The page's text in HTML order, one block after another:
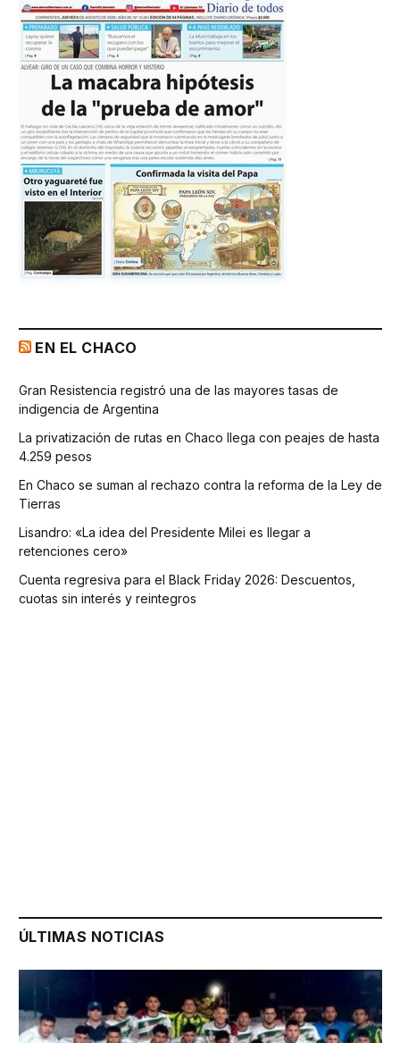
EN EL CHACO
Gran Resistencia registró una de las mayores tasas de
indigencia de Argentina
La privatización de rutas en Chaco llega con peajes de hasta
4.259 pesos
En Chaco se suman al rechazo contra la reforma de la Ley de
Tierras
Lisandro: «La idea del Presidente Milei es llegar a
retenciones cero»
Cuenta regresiva para el Black Friday 2026: Descuentos,
cuotas sin interés y reintegros
ÚLTIMAS NOTICIAS